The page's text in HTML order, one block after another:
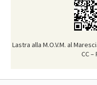
Lastra alla M.O.V.M. al
CC –